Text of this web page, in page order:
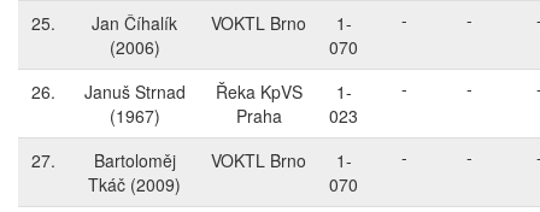
25.
Jan Číhalík
(2006)
VOKTL Brno
1-
070
- -
26.
Januš Strnad
(1967)
Řeka KpVS
Praha
1-
023
- -
27.
Bartoloměj
Tkáč (2009)
VOKTL Brno
1-
070
- -